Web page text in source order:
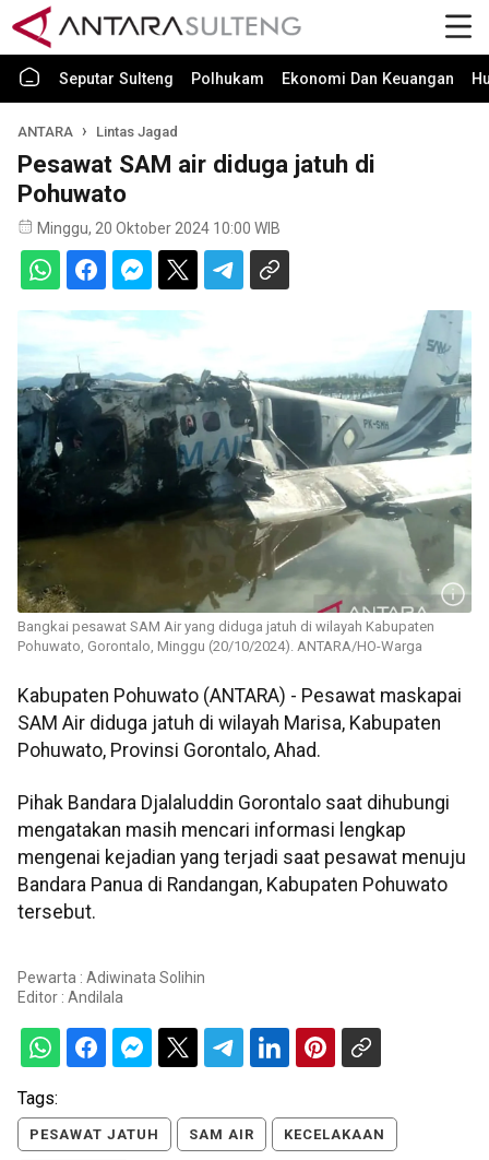
Seputar Sulteng Polhukam Ekonomi Dan Keuangan
ANTARA Lintas Jagad
Pesawat SAM air diduga jatuh di
Pohuwato
Minggu, 20 Oktober 2024 10:00 WIB
Bangkai pesawat SAM Air yang diduga jatuh di wilayah Kabupaten
Pohuwato, Gorontalo, Minggu (20/10/2024). ANTARA/HO-Warga
Kabupaten Pohuwato (ANTARA) - Pesawat maskapai
SAM Air diduga jatuh di wilayah Marisa, Kabupaten
Pohuwato, Provinsi Gorontalo, Ahad.
Pihak Bandara Djalaluddin Gorontalo saat dihubungi
mengatakan masih mencari informasi lengkap
mengenai kejadian yang terjadi saat pesawat menuju
Bandara Panua di Randangan, Kabupaten Pohuwato
tersebut.
Pewarta : Adiwinata Solihin
Editor : Andilala
Tags:
PESAWAT JATUH SAM AIR KECELAKAAN